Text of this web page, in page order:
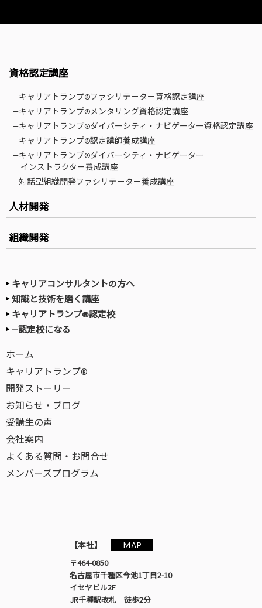
資格認定講座
—キャリアトランプ®ファシリテーター資格認定講座
—キャリアトランプ®メンタリング資格認定講座
—キャリアトランプ®ダイバーシティ・ナビゲーター資格認定講座
—キャリアトランプ®認定講師養成講座
—キャリアトランプ®ダイバーシティ・ナビゲーター
インストラクター養成講座
—対話型組織開発ファシリテーター養成講座
人材開発
組織開発
キャリアコンサルタントの方へ
知識と技術を磨く講座
キャリアトランプ®認定校
—認定校になる
ホーム
キャリアトランプ®
開発ストーリー
お知らせ・ブログ
受講生の声
会社案内
よくある質問・お問合せ
メンバーズプログラム
【本社】
MAP
〒464-0850
名古屋市千種区今池1丁目2-10
イセヤビル2F
JR千種駅改札 徒歩2分